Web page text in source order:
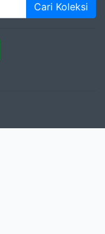
Cari Koleksi